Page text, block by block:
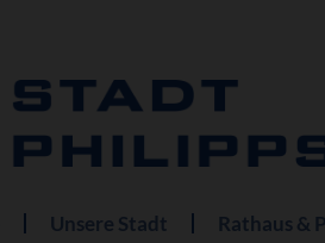
Unsere Stadt Rathaus &